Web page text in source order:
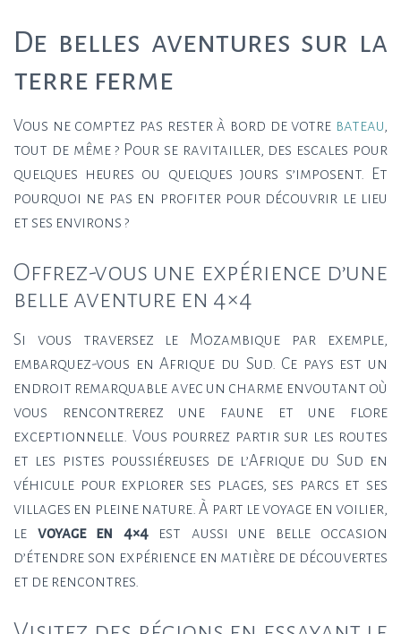
De belles aventures sur la
terre ferme
Vous ne comptez pas rester à bord de votre bateau,
tout de même ? Pour se ravitailler, des escales pour
quelques heures ou quelques jours s’imposent. Et
pourquoi ne pas en profiter pour découvrir le lieu
et ses environs ?
Offrez-vous une expérience d’une
belle aventure en 4×4
Si vous traversez le Mozambique par exemple,
embarquez-vous en Afrique du Sud. Ce pays est un
endroit remarquable avec un charme envoutant où
vous rencontrerez une faune et une flore
exceptionnelle. Vous pourrez partir sur les routes
et les pistes poussiéreuses de l’Afrique du Sud en
véhicule pour explorer ses plages, ses parcs et ses
villages en pleine nature. À part le voyage en voilier,
le voyage en 4×4est aussi une belle occasion
d’étendre son expérience en matière de découvertes
et de rencontres.